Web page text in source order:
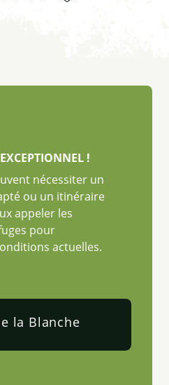
!
nécessiter un
ou un itinéraire
appeler les
pour
actuelles.
la Blanche